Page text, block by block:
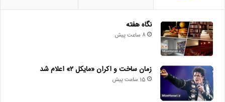
نگاه هفته
8 ساعت پیش
زمان ساخت و اکران «مایکل ۲» اعلام شد
15 ساعت پیش